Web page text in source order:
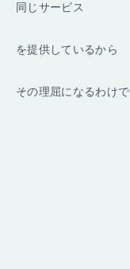
同じサービス
を提供しているから
その理屈になるわけで